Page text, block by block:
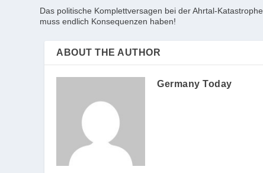
Das politische Komplettversagen bei der Ahrtal-Katastrophe
muss endlich Konsequenzen haben!
ABOUT THE AUTHOR
Germany Today